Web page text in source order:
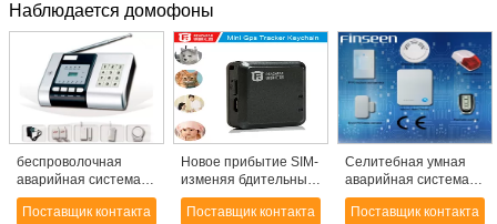
Наблюдается домофоны
беспроволочная
аварийная система
охранной
сигнализации (AF-
Поставщик контакта
Новое прибытие SIM-
изменяя бдительный
ядровый
отслежыватель GPS
Поставщик контакта
Селитебная умная
аварийная система
локальных сетей
охранной
Поставщик контакта